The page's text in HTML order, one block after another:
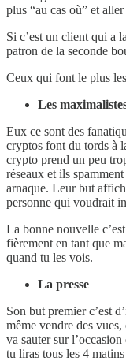
plus “au cas où” et
Si c’est un client qui a
patron de la seconde
Ceux qui font le plus
Les
Eux ce sont des
cryptos font du tords à
crypto prend un peu
réseaux et ils
arnaque. Leur but
personne qui voudrait
La bonne nouvelle
fièrement en tant que
quand tu les vois.
La presse
Son but premier c’est
même vendre des
va sauter sur
tu liras tous les 4